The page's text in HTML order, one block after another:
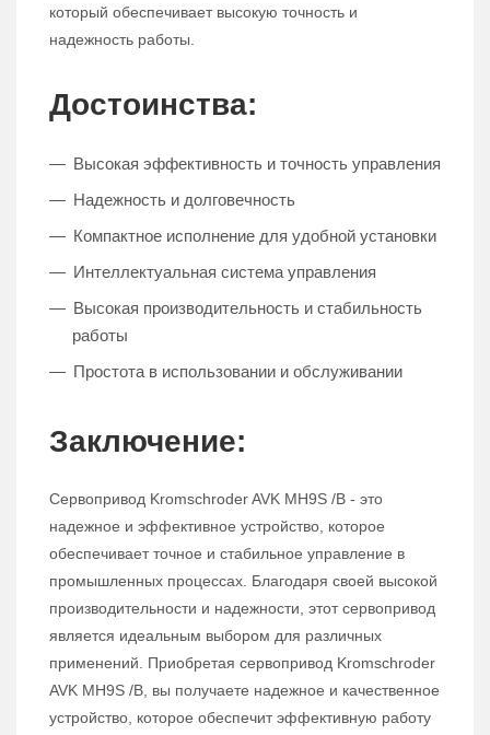
который обеспечивает высокую точность и
надежность работы.
Достоинства:
Высокая эффективность и точность управления
Надежность и долговечность
Компактное исполнение для удобной установки
Интеллектуальная система управления
Высокая производительность и стабильность
работы
Простота в использовании и обслуживании
Заключение:
Сервопривод Kromschroder AVK MH9S /B - это
надежное и эффективное устройство, которое
обеспечивает точное и стабильное управление в
промышленных процессах. Благодаря своей высокой
производительности и надежности, этот сервопривод
является идеальным выбором для различных
применений. Приобретая сервопривод Kromschroder
AVK MH9S /B, вы получаете надежное и качественное
устройство, которое обеспечит эффективную работу